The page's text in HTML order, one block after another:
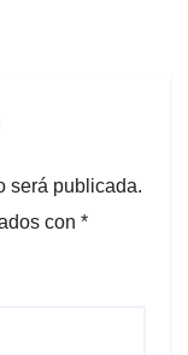
será publicada.
con *